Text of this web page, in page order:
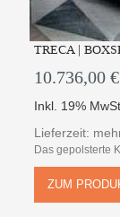
TRECA |
10.736,00 €
Inkl. 19% MwSt.
Lieferzeit:
Das gepolsterte
ZUM